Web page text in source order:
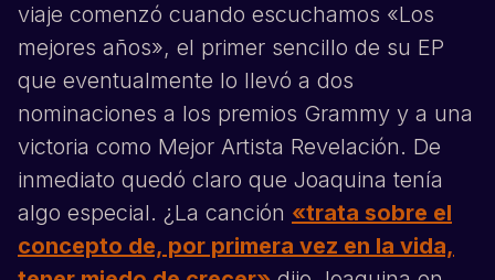
viaje comenzó cuando escuchamos «Los
mejores años», el primer sencillo de su EP
que eventualmente lo llevó a dos
nominaciones a los premios Grammy y a una
victoria como Mejor Artista Revelación. De
inmediato quedó claro que Joaquina tenía
algo especial. ¿La canción «trata sobre el
concepto de, por primera vez en la vida,